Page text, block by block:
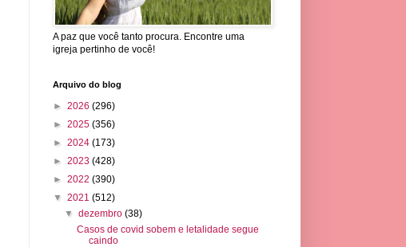
A paz que você tanto procura. Encontre uma
igreja pertinho de você!
Arquivo do blog
► 2026 (296)
► 2025 (356)
► 2024 (173)
► 2023 (428)
► 2022 (390)
▼ 2021 (512)
▼dezembro(38)
Casos de covid sobem e letalidade segue
caindo